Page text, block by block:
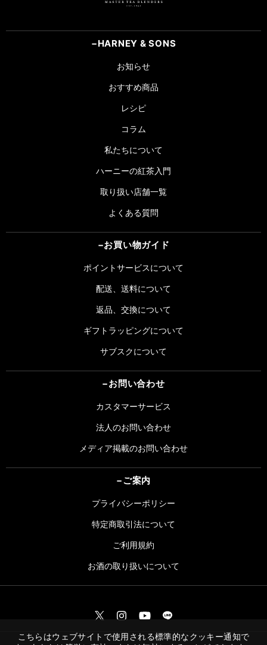
HARNEY & SONS
お知らせ
おすすめ商品
レシピ
コラム
私たちについて
ハーニーの紅茶入門
取り扱い店舗一覧
よくある質問
お買い​物ガイド
ポイントサービスについて
配送、送料について
返品、交換について
ギフトラッピングについて
サブスクについて
お問い​合わせ
カスタマーサービス
法人のお問い合わせ
メディア掲載のお問い合わせ
ご案内
プライバシーポリシー
特定商取引法について
ご利用規約
お酒の取り扱いについて
こちらはウェブサイトで使用される標準的なクッキー通知で